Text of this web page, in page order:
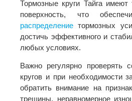
Тормозные круги Тайга
поверхность, что
распределение тормозных
достичь эффективного и
любых условиях.
Важно регулярно проверять
кругов и при необходимости
обратить внимание на
трещины, неравномерное